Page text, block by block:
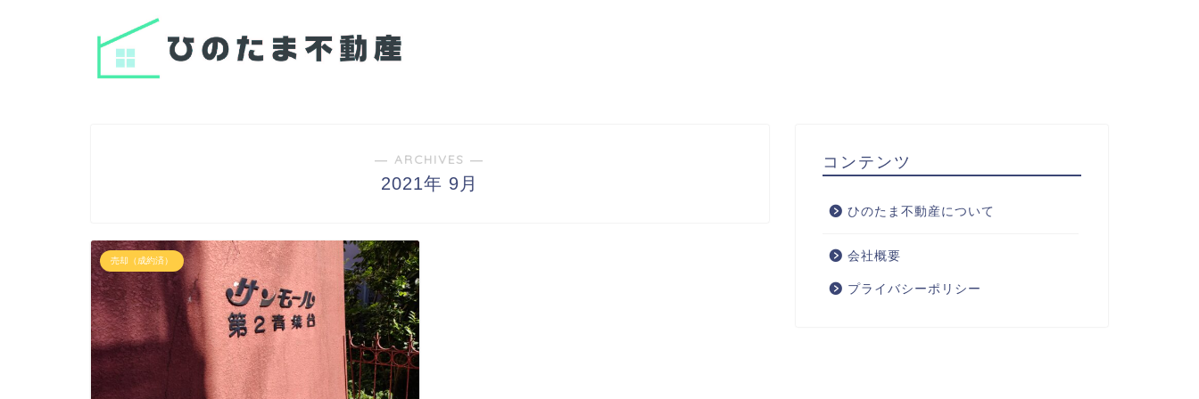
― ARCHIVES ―
2021年 9月
売却（成約済）
コンテンツ
ひのたま不動産について
会社概要
プライバシーポリシー